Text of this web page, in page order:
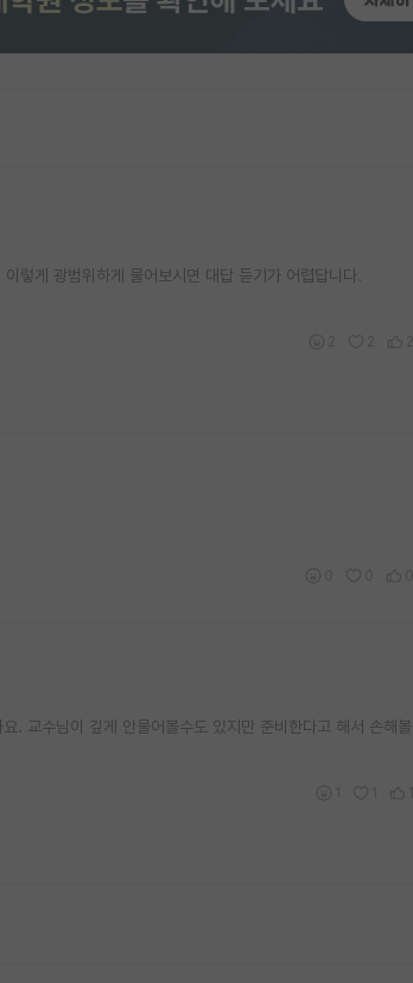
렇게 광범위하게 물어보시면 대답 듣기가 어렵답니다.
. 교수님이 깊게 안물어볼수도 있지만 준비한다고 해서 손해